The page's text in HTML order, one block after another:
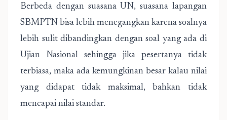
Berbeda dengan suasana UN, suasana lapangan
SBMPTN bisa lebih menegangkan karena soalnya
lebih sulit dibandingkan dengan soal yang ada di
Ujian Nasional sehingga jika pesertanya tidak
terbiasa, maka ada kemungkinan besar kalau nilai
yang didapat tidak maksimal, bahkan tidak
mencapai nilai standar.